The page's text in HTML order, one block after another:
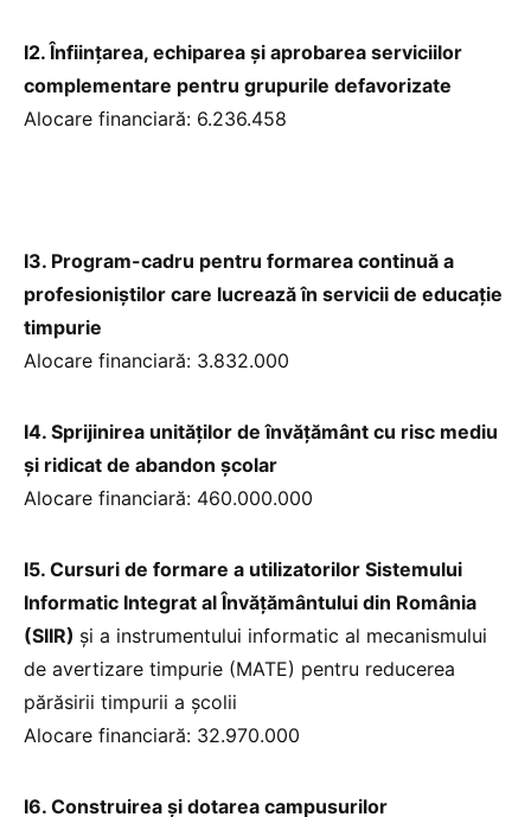
I2. Înființarea, echiparea și aprobarea serviciilor
complementare pentru grupurile defavorizate
Alocare financiară: 6.236.458
I3. Program-cadru pentru formarea continuă a
profesioniștilor care lucrează în servicii de educație
timpurie
Alocare financiară: 3.832.000
I4. Sprijinirea unităților de învățământ cu risc mediu
și ridicat de abandon școlar
Alocare financiară: 460.000.000
I5. Cursuri de formare a utilizatorilor Sistemului
Informatic Integrat al Învățământului din România
(SIIR) și a instrumentului informatic al mecanismului
de avertizare timpurie (MATE) pentru reducerea
părăsirii timpurii a școlii
Alocare financiară: 32.970.000
I6. Construirea și dotarea campusurilor